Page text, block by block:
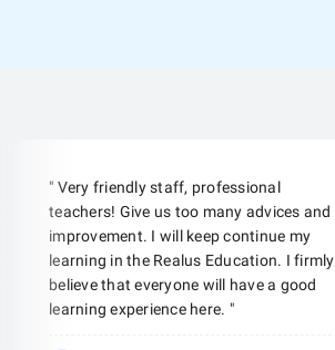
" Very friendly staff, professional
teachers! Give us too many advices and
improvement. I will keep continue my
learning in the Realus Education. I firmly
believe that everyone will have a good
learning experience here. "